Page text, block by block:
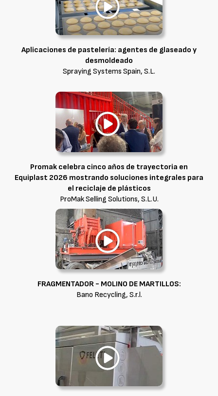
Aplicaciones de pastelería: agentes de glaseado y
desmoldeado
Spraying Systems Spain, S.L.
Promak celebra cinco años de trayectoria en
Equiplast 2026 mostrando soluciones integrales para
el reciclaje de plásticos
ProMak Selling Solutions, S.L.U.
FRAGMENTADOR - MOLINO DE MARTILLOS:
Bano Recycling, S.r.l.